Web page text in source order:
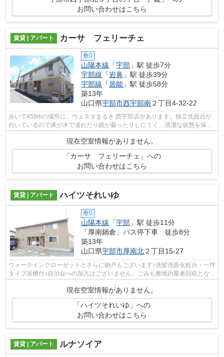
お問い合わせはこちら
賃貸 | アパート カーサ フェリーチェ
敷0
山陽本線 「宇部 」駅 徒歩7分
宇部線 「岩鼻 」駅 徒歩39分
宇部線 「居能 」駅 徒歩58分
築13年
山口県宇部市西宇部南２丁目4-32-22
歩いて459mの場所に、ウェスタまるき 西宇部店があります。独立洗面台が
付いているので床が水で濡れたり鏡が曇ったりしにくく、清潔な状態を保ち
やすくなっております。快適な生活を実...
現在空室情報がありません。
「カーサ フェリーチェ」への
お問い合わせはこちら
賃貸 | アパート ハイツそれいゆ
敷0
山陽本線 「宇部 」駅 徒歩11分
「厚南鍋倉」バス停下車 徒歩8分
築13年
山口県宇部市厚南北２丁目15-27
ウォークインクローゼットとさらに納戸もございます♪洗髪洗面化粧台・一坪
タイプ浴槽付♪自治会への加入はございません。ごみも敷地内業者回収となり
現在空室情報がありません。
「ハイツそれいゆ」への
お問い合わせはこちら
賃貸 | アパート ルナソイア